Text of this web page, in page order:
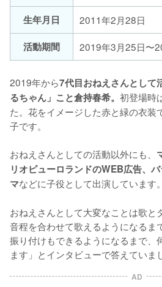
生年月日
2011年2月28日
活動期間
2019年3月25日〜
2019年から7代目おねえさんとして
るちゃん」こと倉持春希。 初登場時
た。花をイメージした赤と緑の衣装
子です。
おねえさんとしての活動以外にも、
リオピューロランドのWEB広告、
マなどに子役として出演しています。
おねえさんとして大変なことは歌と
音程を合わせて歌えるようになるま
振り付けもできるようになるまで、
ます」とインタビューで答えていま
AD